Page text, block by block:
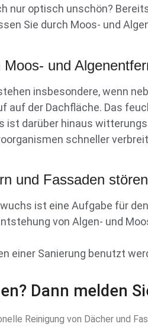
optisch unschön?
Sie durch Moos- und
und
insbesondere, wenn
auf der Dachfläche. Das
ist darüber hinaus
schneller
und Fassaden
ist eine Aufgabe für
von Algen- und
einer Sanierung benutzt
Dann melden
Reinigung von Dächer und